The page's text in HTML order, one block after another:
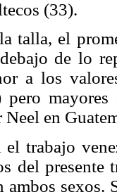
(33).
talla, el
de lo
a los
en
el trabajo
del presente
ambos sexos.